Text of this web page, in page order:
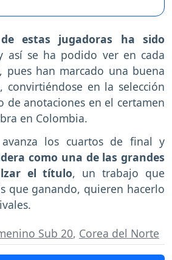
estas jugadoras ha sido
así se ha podido ver en cada
pues han marcado una buena
convirtiéndose en la selección
de anotaciones en el certamen
en Colombia.
los cuartos de final y
como una de las grandes
el título, un trabajo que
que ganando, quieren hacerlo
Sub 20, Corea del Norte